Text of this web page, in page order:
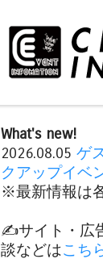
What's new!
2026.08.05 ゲ
クアップイベ
※最新情報は
✍️サイト・広
談などはこち